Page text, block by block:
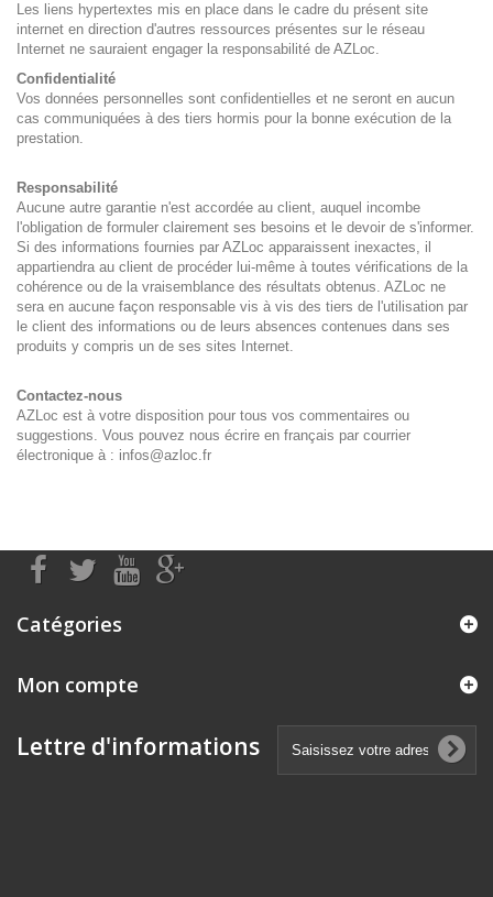
Les liens hypertextes mis en place dans le cadre du présent site
internet en direction d'autres ressources présentes sur le réseau
Internet ne sauraient engager la responsabilité de AZLoc.
Confidentialité
Vos données personnelles sont confidentielles et ne seront en aucun
cas communiquées à des tiers hormis pour la bonne exécution de la
prestation.
Responsabilité
Aucune autre garantie n'est accordée au client, auquel incombe
l'obligation de formuler clairement ses besoins et le devoir de s'informer.
Si des informations fournies par AZLoc apparaissent inexactes, il
appartiendra au client de procéder lui-même à toutes vérifications de la
cohérence ou de la vraisemblance des résultats obtenus. AZLoc ne
sera en aucune façon responsable vis à vis des tiers de l'utilisation par
le client des informations ou de leurs absences contenues dans ses
produits y compris un de ses sites Internet.
Contactez-nous
AZLoc est à votre disposition pour tous vos commentaires ou
suggestions. Vous pouvez nous écrire en français par courrier
électronique à : infos@azloc.fr
Catégories
Mon compte
Lettre d'informations